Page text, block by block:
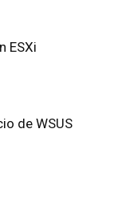
ESXi
de WSUS